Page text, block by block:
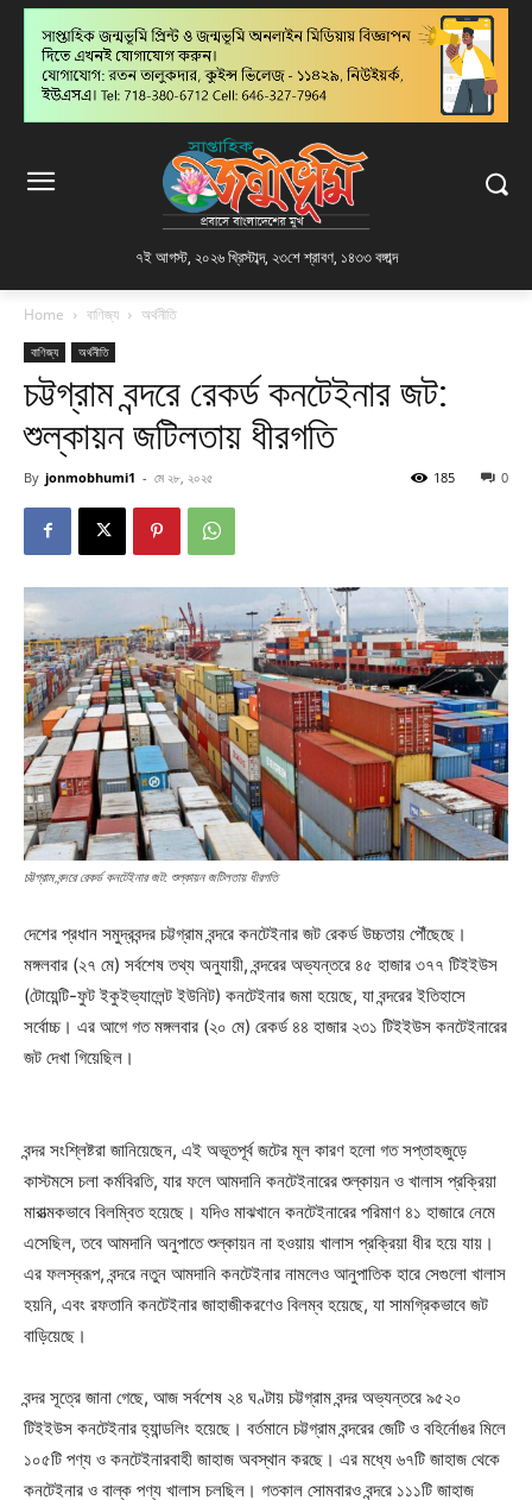
৭ই আগস্ট, ২০২৬ খ্রিস্টাব্দ, ২৩শে শ্রাবণ, ১৪৩৩ বঙ্গাব্দ
Home বাণিজ্য অর্থনীতি
বাণিজ্য অর্থনীতি
চট্টগ্রাম বন্দরে রেকর্ড কনটেইনার জট:
শুল্কায়ন জটিলতায় ধীরগতি
By jonmobhumi1 - মে ২৮, ২০২৫ 0
185
চট্টগ্রাম বন্দরে রেকর্ড কনটেইনার জট: শুল্কায়ন জটিলতায় ধীরগতি
দেশের প্রধান সমুদ্রবন্দর চট্টগ্রাম বন্দরে কনটেইনার জট রেকর্ড উচ্চতায় পৌঁছেছে।
মঙ্গলবার (২৭ মে) সর্বশেষ তথ্য অনুযায়ী, বন্দরের অভ্যন্তরে ৪৫ হাজার ৩৭৭ টিইইউস
(টোয়েন্টি-ফুট ইকুইভ্যালেন্ট ইউনিট) কনটেইনার জমা হয়েছে, যা বন্দরের ইতিহাসে
সর্বোচ্চ। এর আগে গত মঙ্গলবার (২০ মে) রেকর্ড ৪৪ হাজার ২৩১ টিইইউস কনটেইনারের
জট দেখা গিয়েছিল।
বন্দর সংশ্লিষ্টরা জানিয়েছেন, এই অভূতপূর্ব জটের মূল কারণ হলো গত সপ্তাহজুড়ে
কাস্টমসে চলা কর্মবিরতি, যার ফলে আমদানি কনটেইনারের শুল্কায়ন ও খালাস প্রক্রিয়া
মারাত্মকভাবে বিলম্বিত হয়েছে। যদিও মাঝখানে কনটেইনারের পরিমাণ ৪১ হাজারে নেমে
এসেছিল, তবে আমদানি অনুপাতে শুল্কায়ন না হওয়ায় খালাস প্রক্রিয়া ধীর হয়ে যায়।
এর ফলস্বরূপ, বন্দরে নতুন আমদানি কনটেইনার নামলেও আনুপাতিক হারে সেগুলো খালাস
হয়নি, এবং রফতানি কনটেইনার জাহাজীকরণেও বিলম্ব হয়েছে, যা সামগ্রিকভাবে জট
বাড়িয়েছে।
বন্দর সূত্রে জানা গেছে, আজ সর্বশেষ ২৪ ঘণ্টায় চট্টগ্রাম বন্দর অভ্যন্তরে ৯৫২০
টিইইউস কনটেইনার হ্যান্ডলিং হয়েছে। বর্তমানে চট্টগ্রাম বন্দরের জেটি ও বহির্নোঙর মিলে
১০৫টি পণ্য ও কনটেইনারবাহী জাহাজ অবস্থান করছে। এর মধ্যে ৬৭টি জাহাজ থেকে
কনটেইনার ও বাল্ক পণ্য খালাস চলছিল। গতকাল সোমবারও বন্দরে ১১১টি জাহাজ